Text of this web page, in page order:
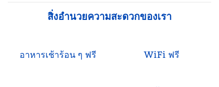
สิ่งอํานวยความสะดวกของเรา
อาหารเช้าร้อน ๆ ฟรี WiFi ฟรี